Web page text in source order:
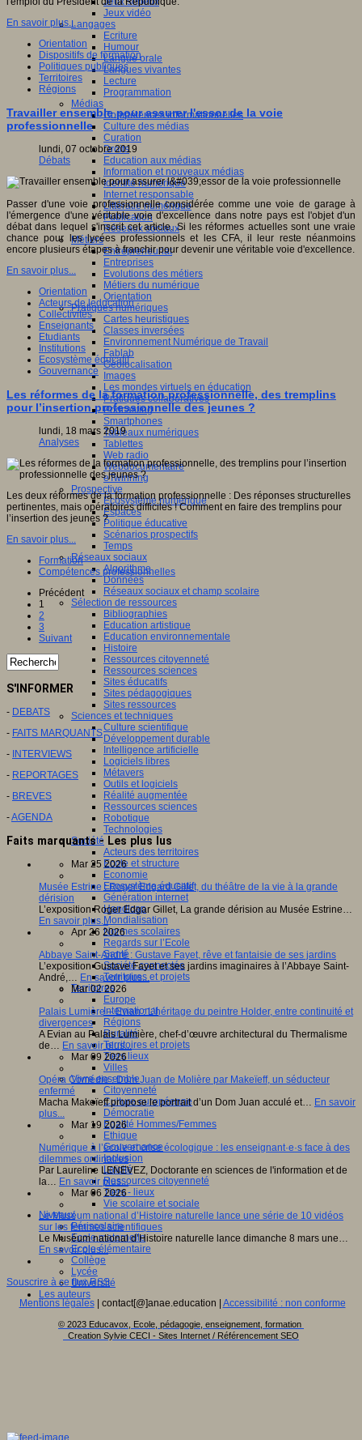
Jeux vidéo
Langages
Ecriture
Humour
Langue orale
Langues vivantes
Lecture
Programmation
Médias
Compétences informationnelles
Culture des médias
Curation
Droits
Education aux médias
Information et nouveaux médias
Identité numérique
Internet responsable
Littératie numérique
Publication
Réseaux sociaux
Métiers
Entrepreneuriat
Entreprises
Evolutions des métiers
Métiers du numérique
Orientation
Pratiques numériques
Cartes heuristiques
Classes inversées
Environnement Numérique de Travail
Fablab
Géolocalisation
Images
Les mondes virtuels en éducation
Pratiques collaboratives
Podcasting
Smartphones
Tableaux numériques
Tablettes
Web radio
Webdocumentaire
eTwinning
Prospective
Ecosystème numérique
Espaces
Politique éducative
Scénarios prospectifs
Temps
Réseaux sociaux
Algorithme
Données
Réseaux sociaux et champ scolaire
Sélection de ressources
Bibliographies
Education artistique
Education environnementale
Histoire
Ressources citoyenneté
Ressources sciences
Sites éducatifs
Sites pédagogiques
Sites ressources
Sciences et techniques
Culture scientifique
Développement durable
Intelligence artificielle
Logiciels libres
Métavers
Outils et logiciels
Réalité augmentée
Ressources sciences
Robotique
Technologies
Société
Acteurs des territoires
Ecole et structure
Economie
Ecosystème éducatif
Génération internet
Handicap
Mondialisation
Normes scolaires
Regards sur l’Ecole
Santé
Société connectée
Territoires et projets
Territoires
Europe
International
Régions
Ruralité
Territoires et projets
Tiers lieux
Villes
Vivre ensemble
Citoyenneté
Culture européenne
Démocratie
Egalité Hommes/Femmes
Ethique
Gouvernance
Inclusion
Laïcité
Ressources citoyenneté
Tiers - lieux
Vie scolaire et sociale
Niveaux
Périscolaire
Ecole maternelle
Ecole élémentaire
Collège
Lycée
Université
Les auteurs
En savoir plus...
Orientation
Dispositifs de formation
Politiques publiques
Territoires
Régions
Travailler ensemble pour assurer l'essor de la voie
professionnelle
lundi, 07 octobre 2019
Débats
Passer d'une voie professionnelle considérée comme une voie de garage à
l'émergence d'une véritable voie d'excellence dans notre pays est l'objet d'un
débat dans lequel s'inscrit cet article. Si les réformes actuelles sont une vraie
chance pour les lycées professionnels et les CFA, il leur reste néanmoins
encore plusieurs étapes à franchir pour devenir une véritable voie d'excellence.
En savoir plus...
Orientation
Acteurs de leducation
Collectivités
Enseignants
Etudiants
Institutions
Ecosystème éducatif
Gouvernance
Les réformes de la formation professionnelle, des tremplins
pour l’insertion professionnelle des jeunes ?
lundi, 18 mars 2019
Analyses
Les deux réformes de la formation professionnelle : Des réponses structurelles
pertinentes, mais opératoires difficiles ! Comment en faire des tremplins pour
l’insertion des jeunes ?
En savoir plus...
Formation
Compétences professionnelles
Précédent
1
2
3
Suivant
S'INFORMER
- DEBATS
- FAITS MARQUANTS
- INTERVIEWS
- REPORTAGES
- BREVES
-AGENDA
Faits marquants - Les plus lus
Mar 25 2026
Musée Estrine : Roger Edgard Gillet, du théâtre de la vie à la grande
dérision
L’exposition Roger Edgar Gillet, La grande dérision au Musée Estrine…
En savoir plus...
Apr 26 2026
Abbaye Saint-André : Gustave Fayet, rêve et fantaisie de ses jardins
L’exposition Gustave Fayet et ses jardins imaginaires à l’Abbaye Saint-
André,… En savoir plus...
Mar 02 2026
Palais Lumière – Evian : L’héritage du peintre Holder, entre continuité et
divergences
A Evian au Palais Lumière, chef-d’œuvre architectural du Thermalisme
de… En savoir plus...
Mar 09 2026
Opéra Comédie : Dom Juan de Molière par Makeïeff, un séducteur
enfermé
Macha Makeïeff propose le portrait d’un Dom Juan acculé et… En savoir
plus...
Mar 19 2026
Numérique à l’école et crise écologique : les enseignant·e·s face à des
dilemmes ordinaires
Par Laureline LENEVEZ, Doctorante en sciences de l'information et de
la… En savoir plus...
Mar 06 2026
Le Muséum national d’Histoire naturelle lance une série de 10 vidéos
sur les femmes scientifiques
Le Muséum national d’Histoire naturelle lance dimanche 8 mars une…
En savoir plus...
Souscrire à ce flux RSS
Mentions légales| contact[@]anae.education | Accessibilité : non conforme
© 2023 Educavox, Ecole, pédagogie, enseignement, formation
Creation Sylvie CECI - Sites Internet / Référencement SEO